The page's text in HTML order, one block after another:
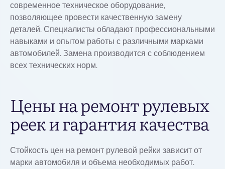
современное техническое оборудование,
позволяющее провести качественную замену
деталей. Специалисты обладают профессиональными
навыками и опытом работы с различными марками
автомобилей. Замена производится с соблюдением
всех технических норм.
Цены на ремонт рулевых
реек и гарантия качества
Стойкость цен на ремонт рулевой рейки зависит от
марки автомобиля и объема необходимых работ.